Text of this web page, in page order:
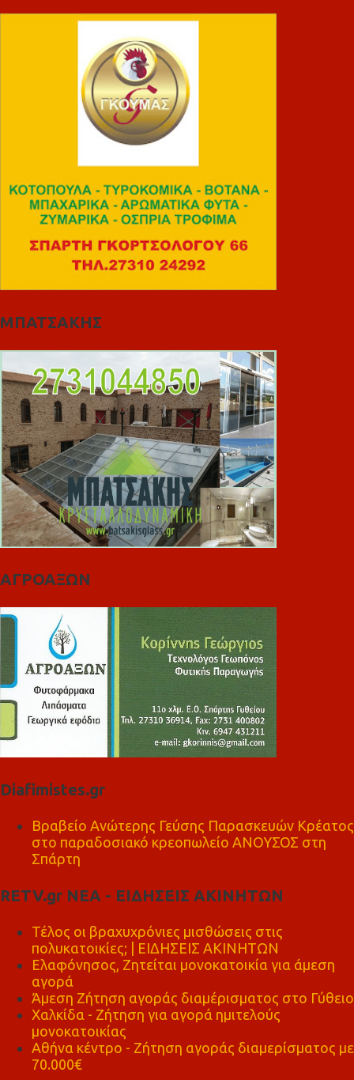
ΜΠΑΤΣΑΚΗΣ
ΑΓΡΟΑΞΩΝ
Diafimistes.gr
Βραβείο Ανώτερης Γεύσης Παρασκευών Κρέατος
στο παραδοσιακό κρεοπωλείο ΑΝΟΥΣΟΣ στη
Σπάρτη
RETV.gr ΝΕΑ - ΕΙΔΗΣΕΙΣ ΑΚΙΝΗΤΩΝ
Τέλος οι βραχυχρόνιες μισθώσεις στις
πολυκατοικίες; | ΕΙΔΗΣΕΙΣ ΑΚΙΝΗΤΩΝ
Ελαφόνησος, Ζητείται μονοκατοικία για άμεση
αγορά
Άμεση Ζήτηση αγοράς διαμέρισματος στο Γύθειο
Χαλκίδα - Ζήτηση για αγορά ημιτελούς
μονοκατοικίας
Αθήνα κέντρο - Ζήτηση αγοράς διαμερίσματος με
70.000€